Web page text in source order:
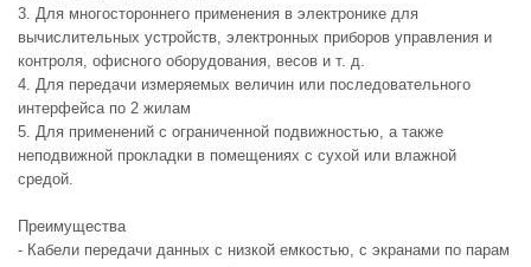
3. Для многостороннего применения в электронике для
вычислительных устройств, электронных приборов управления и
контроля, офисного оборудования, весов и т. д.
4. Для передачи измеряемых величин или последовательного
интерфейса по 2 жилам
5. Для применений с ограниченной подвижностью, а также
неподвижной прокладки в помещениях с сухой или влажной
средой.
Преимущества
- Кабели передачи данных с низкой емкостью, с экранами по парам